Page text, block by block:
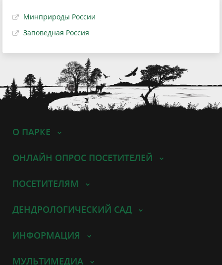
Минприроды России
Заповедная Россия
О ПАРКЕ
ОНЛАЙН ОПРОС ПОСЕТИТЕЛЕЙ
ПОСЕТИТЕЛЯМ
ДЕНДРОЛОГИЧЕСКИЙ САД
ИНФОРМАЦИЯ
МУЛЬТИМЕДИА